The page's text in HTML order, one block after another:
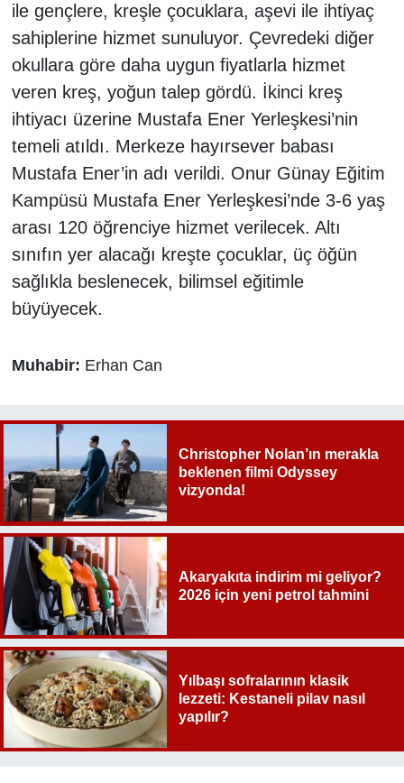
ile gençlere, kreşle çocuklara, aşevi ile ihtiyaç
sahiplerine hizmet sunuluyor. Çevredeki diğer
okullara göre daha uygun fiyatlarla hizmet
veren kreş, yoğun talep gördü. İkinci kreş
ihtiyacı üzerine Mustafa Ener Yerleşkesi’nin
temeli atıldı. Merkeze hayırsever babası
Mustafa Ener’in adı verildi. Onur Günay Eğitim
Kampüsü Mustafa Ener Yerleşkesi’nde 3-6 yaş
arası 120 öğrenciye hizmet verilecek. Altı
sınıfın yer alacağı kreşte çocuklar, üç öğün
sağlıkla beslenecek, bilimsel eğitimle
büyüyecek.
Muhabir: Erhan Can
Christopher Nolan’ın merakla
beklenen filmi Odyssey
vizyonda!
Akaryakıta indirim mi geliyor?
2026 için yeni petrol tahmini
Yılbaşı sofralarının klasik
lezzeti: Kestaneli pilav nasıl
yapılır?